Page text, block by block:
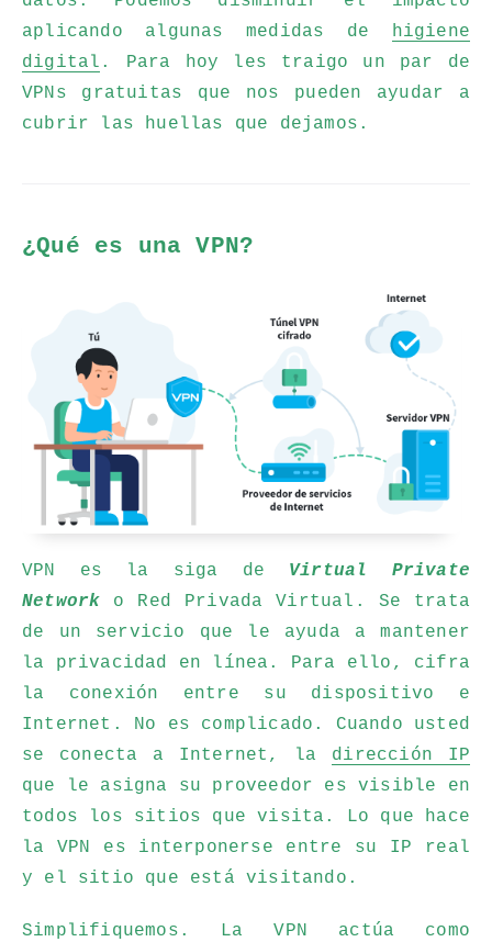
aplicando algunas medidas de higiene
digital . Para hoy les traigo un par de
VPNs gratuitas que nos pueden ayudar a
cubrir las huellas que dejamos.
¿Qué es una VPN?
VPN es la siga de Virtual Private
Network o Red Privada Virtual. Se trata
de un servicio que le ayuda a mantener
la privacidad en línea. Para ello, cifra
la conexión entre su dispositivo e
Internet. No es complicado. Cuando usted
se conecta a Internet, la dirección IP
que le asigna su proveedor es visible en
todos los sitios que visita. Lo que hace
la VPN es interponerse entre su IP real
y el sitio que está visitando.
Simplifiquemos. La VPN actúa como